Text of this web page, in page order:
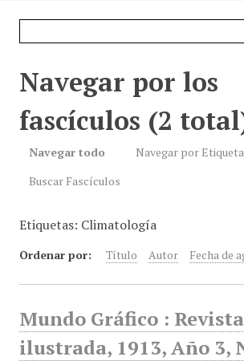
Navegar por los
fascículos (2
Navegar todo
Navegar por Etiqueta
Buscar Fascículos
Etiquetas: Climatología
Ordenar por: Título Autor Fecha de
Mundo Gráfico :
ilustrada, 1913, Año 3,